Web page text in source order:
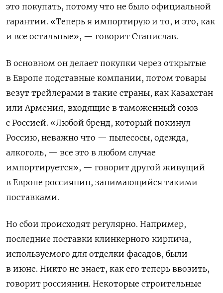
это покупать, потому что не было официальной
гарантии. «Теперь я импортирую и то, и это, как
и все остальные», — говорит Станислав.
В основном он делает покупки через открытые
в Европе подставные компании, потом товары
везут трейлерами в такие страны, как Казахстан
или Армения, входящие в таможенный союз
с Россией. «Любой бренд, который покинул
Россию, неважно что — пылесосы, одежда,
алкоголь, — все это в любом случае
импортируется», — говорит другой живущий
в Европе россиянин, занимающийся такими
поставками.
Но сбои происходят регулярно. Например,
последние поставки клинкерного кирпича,
используемого для отделки фасадов, были
в июне. Никто не знает, как его теперь ввозить,
говорит россиянин. Некоторые строительные